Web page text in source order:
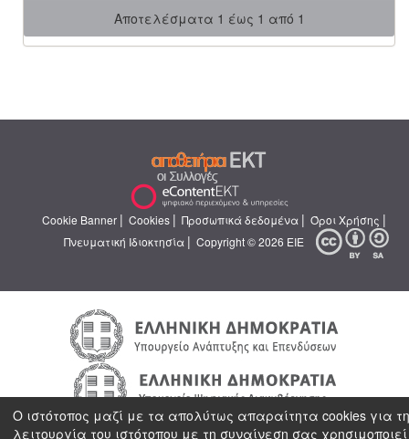
Αποτελέσματα 1 έως 1 από 1
Cookie Banner | Cookies | Προσωπικά δεδομένα | Όροι Χρήσης |
Πνευματική Ιδιοκτησία | Copyright © 2026 ΕΙΕ
Ο ιστότοπος μαζί με τα απολύτως απαραίτητα cookies για
λειτουργία του ιστότοπου με τη συναίνεση σας χρησιμοποιεί